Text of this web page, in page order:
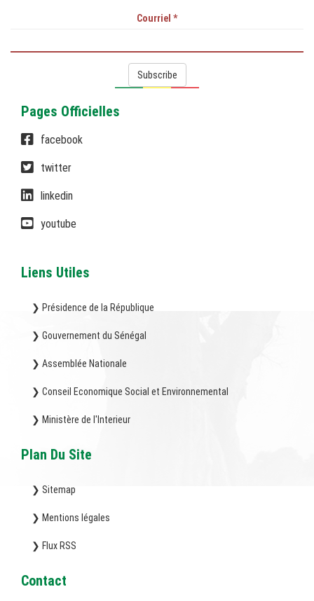
Courriel *
Subscribe
Pages Officielles
facebook
twitter
linkedin
youtube
Liens Utiles
❯ Présidence de la République
❯ Gouvernement du Sénégal
❯ Assemblée Nationale
❯ Conseil Economique Social et Environnemental
❯ Ministère de l'Interieur
Plan Du Site
❯ Sitemap
❯ Mentions légales
❯ Flux RSS
Contact